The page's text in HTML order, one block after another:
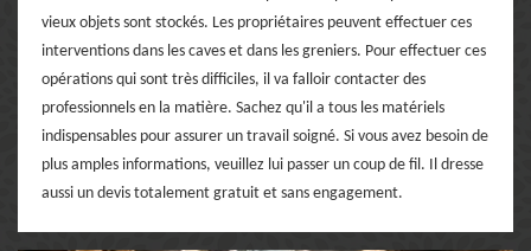
vieux objets sont stockés. Les propriétaires peuvent effectuer ces
interventions dans les caves et dans les greniers. Pour effectuer ces
opérations qui sont très difficiles, il va falloir contacter des
professionnels en la matière. Sachez qu'il a tous les matériels
indispensables pour assurer un travail soigné. Si vous avez besoin de
plus amples informations, veuillez lui passer un coup de fil. Il dresse
aussi un devis totalement gratuit et sans engagement.